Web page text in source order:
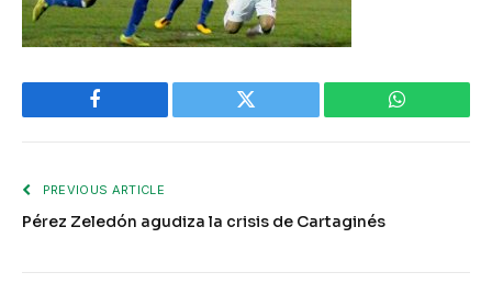
Facebook Twitter WhatsApp
PREVIOUS ARTICLE
Pérez Zeledón agudiza la crisis de Cartaginés